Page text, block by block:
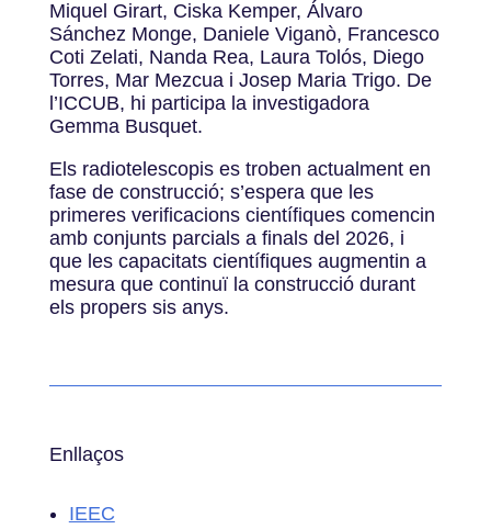
Miquel Girart, Ciska Kemper, Álvaro
Sánchez Monge, Daniele Viganò, Francesco
Coti Zelati, Nanda Rea, Laura Tolós, Diego
Torres, Mar Mezcua i Josep Maria Trigo. De
l’ICCUB, hi participa la investigadora
Gemma Busquet.
Els radiotelescopis es troben actualment en
fase de construcció; s’espera que les
primeres verificacions científiques comencin
amb conjunts parcials a finals del 2026, i
que les capacitats científiques augmentin a
mesura que continuï la construcció durant
els propers sis anys.
Enllaços
IEEC